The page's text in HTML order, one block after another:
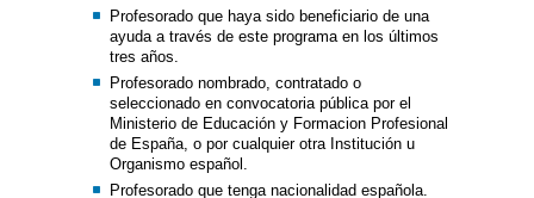
Profesorado que haya sido beneficiario de una
ayuda a través de este programa en los últimos
tres años.
Profesorado nombrado, contratado o
seleccionado en convocatoria pública por el
Ministerio de Educación y Formacion Profesional
de España, o por cualquier otra Institución u
Organismo español.
Profesorado que tenga nacionalidad española.